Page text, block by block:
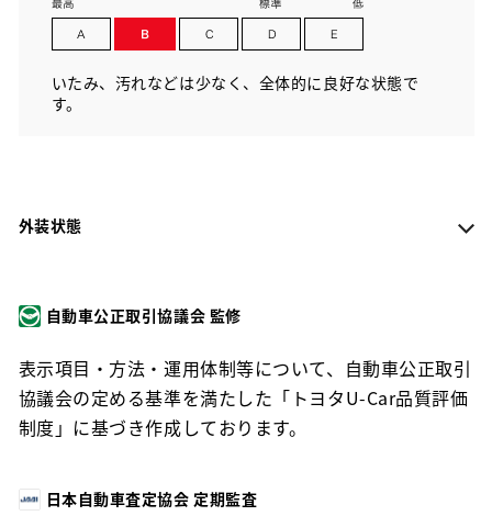
いたみ、汚れなどは少なく、全体的に良好な状態で
す。
外装状態
自動車公正取引協議会 監修
表示項目・方法・運用体制等について、自動車公正取引
協議会の定める基準を満たした「トヨタU-Car品質評価
制度」に基づき作成しております。
日本自動車査定協会 定期監査